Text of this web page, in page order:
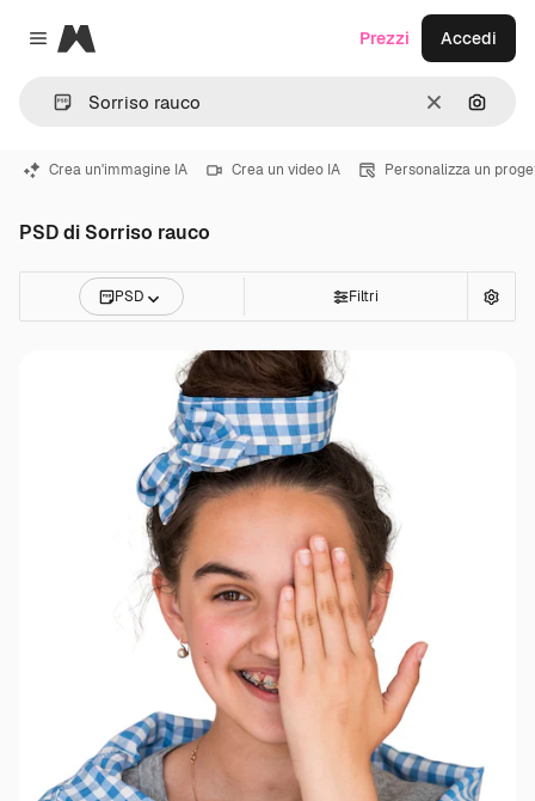
Close menu
Magnific
CancellaCerca
Prezzi Accedi
Crea un'immagine IA Crea un video IA Personalizza un
PSD di Sorriso rauco
PSD Filtri